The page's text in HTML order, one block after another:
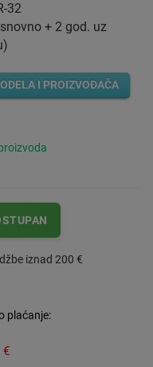
32
+ 2 god. uz
I PROIZVOĐAČA
iznad 200 €
plaćanje:
€